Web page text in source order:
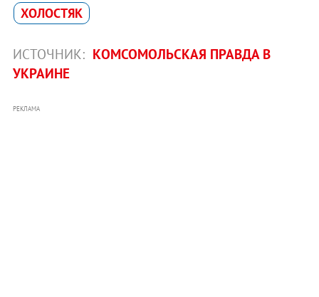
ХОЛОСТЯК
ИСТОЧНИК: КОМСОМОЛЬСКАЯ ПРАВДА В
УКРАИНЕ
РЕКЛАМА